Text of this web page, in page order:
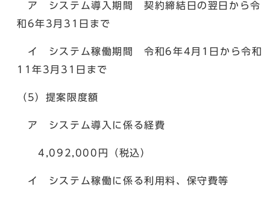
ア システム導入期間 契約締結日の翌日から令
和6年3月31日まで
イ システム稼働期間 令和6年4月1日から令和
11年3月31日まで
（5）提案限度額
ア システム導入に係る経費
4,092,000円（税込）
イ システム稼働に係る利用料、保守費等